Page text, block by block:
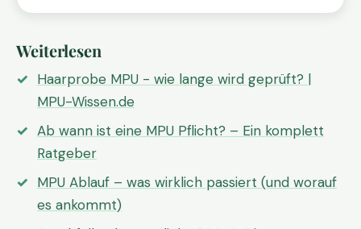
Weiterlesen
Haarprobe MPU - wie lange wird geprüft? |
MPU-Wissen.de
Ab wann ist eine MPU Pflicht? – Ein komplett
Ratgeber
MPU Ablauf – was wirklich passiert (und worauf
es ankommt)